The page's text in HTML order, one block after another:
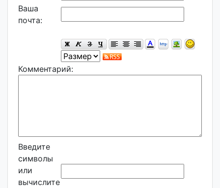
Ваша
почта:
Комментарий:
Введите
символы
или
вычислите